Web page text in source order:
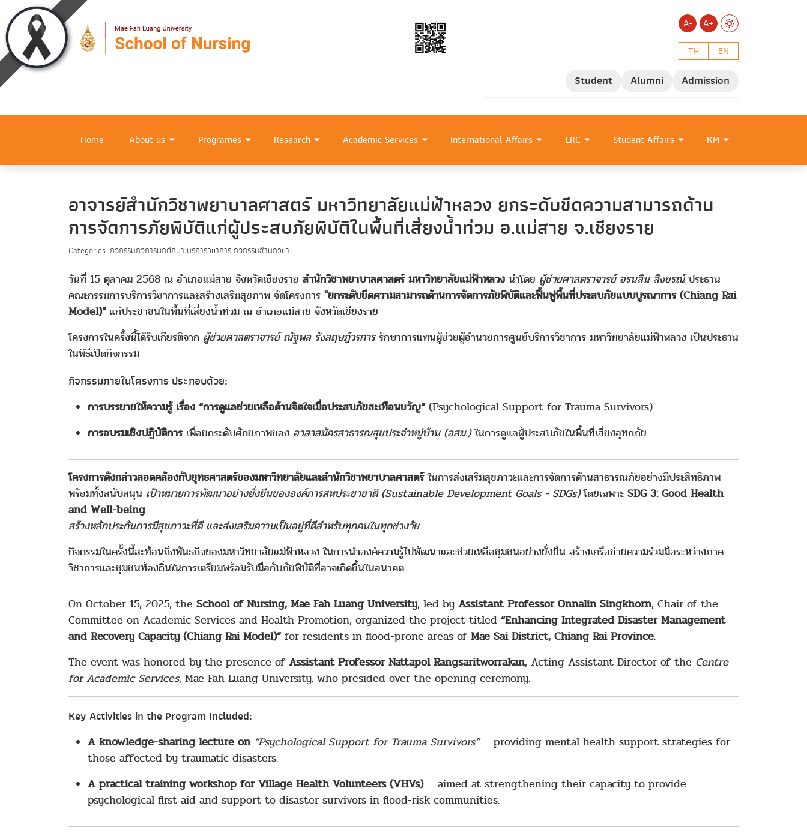
A-
A+
TH
EN
Student Alumni Admission
Home About us Programes Research Academic Services International Affairs LRC Student Affairs KM
อาจารย์สำนักวิชาพยาบาลศาสตร์ มหาวิทยาลัยแม่ฟ้าหลวง ยกระดับขีดความสามารถด้าน
การจัดการภัยพิบัติแก่ผู้ประสบภัยพิบัติในพื้นที่เสี่ยงน้ำท่วม อ.แม่สาย จ.เชียงราย
Categories: กิจกรรมกิจการนักศึกษา บริการวิชาการ กิจกรรมสำนักวิชา
วันที่ 15 ตุลาคม 2568 ณ อำเภอแม่สาย จังหวัดเชียงราย สำนักวิชาพยาบาลศาสตร์ มหาวิทยาลัยแม่ฟ้าหลวง นำโดย ผู้ช่วยศาสตราจารย์ อรนลิน สิงขรณ์ประธาน
คณะกรรมการบริการวิชาการและสร้างเสริมสุขภาพ จัดโครงการ "ยกระดับขีดความสามารถด้านการจัดการภัยพิบัติและฟื้นฟูพื้นที่ประสบภัยแบบบูรณาการ (Chiang Rai
Model)"แก่ประชาชนในพื้นที่เสี่ยงน้ำท่วม ณ อำเภอแม่สาย จังหวัดเชียงราย
โครงการในครั้งนี้ได้รับเกียรติจาก ผู้ช่วยศาสตราจารย์ ณัฐพล รังสฤษฎ์วรการรักษาการแทนผู้ช่วยผู้อำนวยการศูนย์บริการวิชาการ มหาวิทยาลัยแม่ฟ้าหลวง เป็นประธาน
ในพิธีเปิดกิจกรรม
กิจกรรมภายในโครงการ ประกอบด้วย:
การบรรยายให้ความรู้ เรื่อง “การดูแลช่วยเหลือด้านจิตใจเมื่อประสบภัยสะเทือนขวัญ”(Psychological Support for Trauma Survivors)
การอบรมเชิงปฏิบัติการเพื่อยกระดับศักยภาพของ อาสาสมัครสาธารณสุขประจำหมู่บ้าน (อสม.)ในการดูแลผู้ประสบภัยในพื้นที่เสี่ยงอุทกภัย
โครงการดังกล่าวสอดคล้องกับยุทธศาสตร์ของมหาวิทยาลัยและสำนักวิชาพยาบาลศาสตร์ในการส่งเสริมสุขภาวะและการจัดการด้านสาธารณภัยอย่างมีประสิทธิภาพ
พร้อมทั้งสนับสนุน เป้าหมายการพัฒนาอย่างยั่งยืนขององค์การสหประชาชาติ (Sustainable Development Goals - SDGs)โดยเฉพาะ SDG 3: Good Health
and Well-being
สร้างหลักประกันการมีสุขภาวะที่ดี และส่งเสริมความเป็นอยู่ที่ดีสำหรับทุกคนในทุกช่วงวัย
กิจกรรมในครั้งนี้สะท้อนถึงพันธกิจของมหาวิทยาลัยแม่ฟ้าหลวง ในการนำองค์ความรู้ไปพัฒนาและช่วยเหลือชุมชนอย่างยั่งยืน สร้างเครือข่ายความร่วมมือระหว่างภาค
วิชาการและชุมชนท้องถิ่นในการเตรียมพร้อมรับมือกับภัยพิบัติที่อาจเกิดขึ้นในอนาคต
On October 15, 2025, the School of Nursing, Mae Fah Luang University, led by Assistant Professor Onnalin Singkhorn, Chair of the
Committee on Academic Services and Health Promotion, organized the project titled “Enhancing Integrated Disaster Management
and Recovery Capacity (Chiang Rai Model)”for residents in flood-prone areas of Mae Sai District, Chiang Rai Province.
The event was honored by the presence of Assistant Professor Nattapol Rangsaritworrakan, Acting Assistant Director of the Centre
for Academic Services, Mae Fah Luang University, who presided over the opening ceremony.
Key Activities in the Program Included:
A knowledge-sharing lecture on “Psychological Support for Trauma Survivors”— providing mental health support strategies for
those affected by traumatic disasters.
A practical training workshop for Village Health Volunteers (VHVs)— aimed at strengthening their capacity to provide
psychological first aid and support to disaster survivors in flood-risk communities.